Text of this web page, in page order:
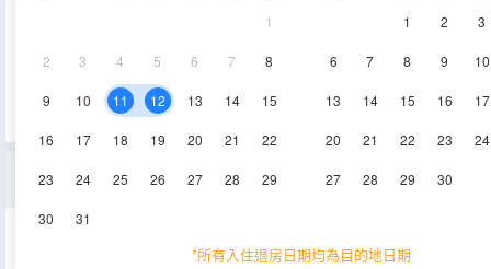
1
2 3 4 5 6 7 8
9 10 11 12 13 14 15
16 17 18 19 20 21 22
23 24 25 26 27 28 29
30 31
1
2 3
6 7 8 9 10
13 14 15 16 17
20 21 22 23 24
27 28 29 30
*所有入住退房日期均為目的地日期
20-25㎡ 空調
標準大床房
15-20㎡ 3層 空調